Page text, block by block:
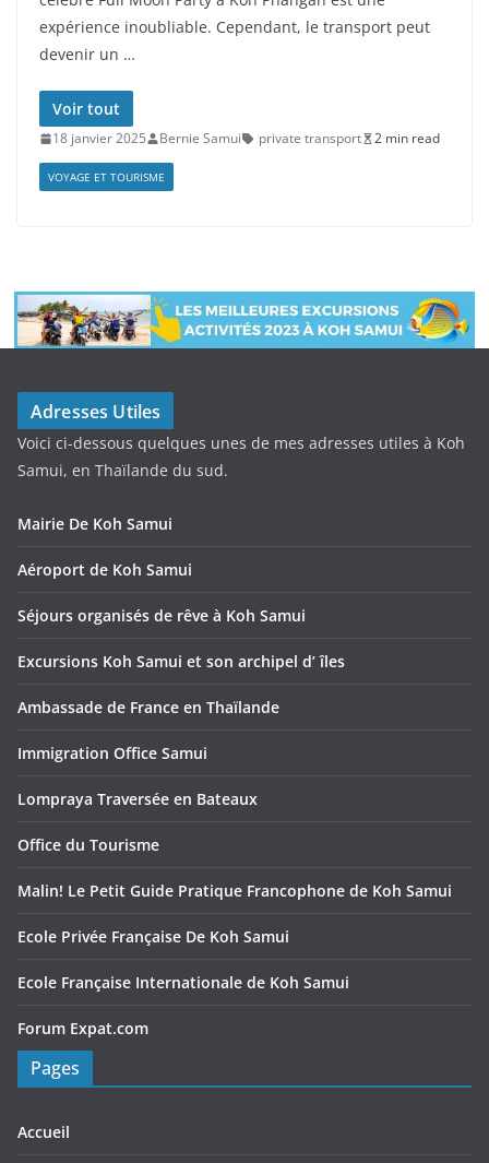
expérience inoubliable. Cependant, le transport peut
devenir un …
Voir tout
18 janvier 2025 Bernie Samui private transport 2 min read
VOYAGE ET TOURISME
Adresses Utiles
Voici ci-dessous quelques unes de mes adresses utiles à Koh
Samui, en Thaïlande du sud.
Mairie De Koh Samui
Aéroport de Koh Samui
Séjours organisés de rêve à Koh Samui
Excursions Koh Samui et son archipel d’ îles
Ambassade de France en Thaïlande
Immigration Office Samui
Lompraya Traversée en Bateaux
Office du Tourisme
Malin! Le Petit Guide Pratique Francophone de Koh Samui
Ecole Privée Française De Koh Samui
Ecole Française Internationale de Koh Samui
Forum Expat.com
Pages
Accueil